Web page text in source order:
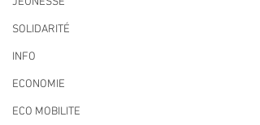
SOLIDARITÉ
INFO
ECONOMIE
ECO MOBILITE